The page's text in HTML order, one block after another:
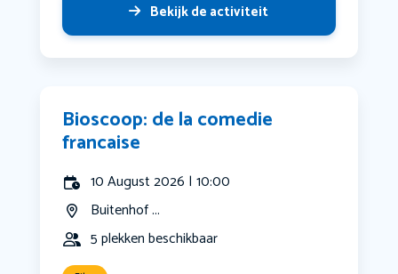
Bekijk de activiteit
Bioscoop: de la comedie
francaise
10 August 2026 | 10:00
Buitenhof ...
5 plekken beschikbaar